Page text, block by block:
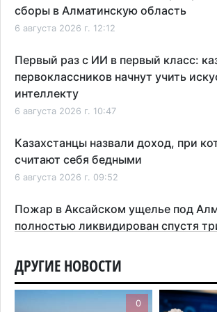
сборы в Алматинскую область
6 августа 2026 г. 12:12
Первый раз с ИИ в первый класс:
первоклассников начнут учить
интеллекту
6 августа 2026 г. 10:47
Казахстанцы назвали доход, при
считают себя бедными
6 августа 2026 г. 09:52
Пожар в Аксайском ущелье под
полностью ликвидирован спустя
Минэкологии опровергло фото
в Алматинской области
ДРУГИЕ НОВОСТИ
0